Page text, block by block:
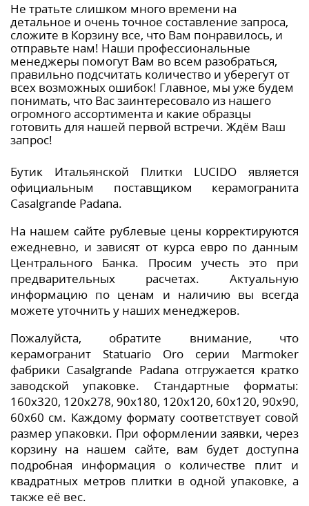
Не тратьте слишком много времени на
детальное и очень точное составление запроса,
сложите в Корзину все, что Вам понравилось, и
отправьте нам! Наши профессиональные
менеджеры помогут Вам во всем разобраться,
правильно подсчитать количество и уберегут от
всех возможных ошибок! Главное, мы уже будем
понимать, что Вас заинтересовало из нашего
огромного ассортимента и какие образцы
готовить для нашей первой встречи. Ждём Ваш
запрос!
Бутик Итальянской Плитки LUCIDO является
официальным поставщиком керамогранита
Casalgrande Padana.
На нашем сайте рублевые цены корректируются
ежедневно, и зависят от курса евро по данным
Центрального Банка. Просим учесть это при
предварительных расчетах. Актуальную
информацию по ценам и наличию вы всегда
можете уточнить у наших менеджеров.
Пожалуйста, обратите внимание, что
керамогранит Statuario Oro серии Marmoker
фабрики Casalgrande Padana отгружается кратко
заводской упаковке. Стандартные форматы:
160x320, 120x278, 90x180, 120x120, 60x120, 90x90,
60x60 см. Каждому формату соответствует совой
размер упаковки. При оформлении заявки, через
корзину на нашем сайте, вам будет доступна
подробная информация о количестве плит и
квадратных метров плитки в одной упаковке, а
также её вес.